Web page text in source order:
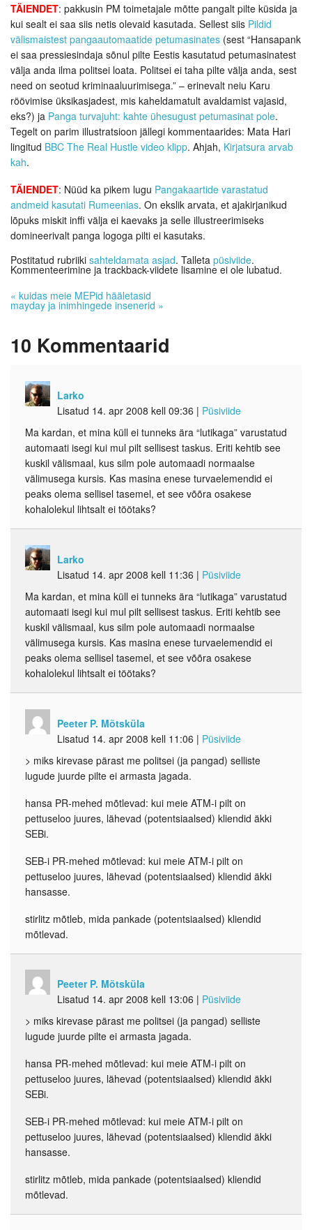
TÄIENDET: pakkusin PM toimetajale mõtte pangalt pilte küsida ja
kui sealt ei saa siis netis olevaid kasutada. Sellest siis Pildid
välismaistest pangaautomaatide petumasinates (sest “Hansapank
ei saa pressiesindaja sõnul pilte Eestis kasutatud petumasinatest
välja anda ilma politsei loata. Politsei ei taha pilte välja anda, sest
need on seotud kriminaaluurimisega.” – erinevalt neiu Karu
röövimise üksikasjadest, mis kaheldamatult avaldamist vajasid,
eks?) ja Panga turvajuht: kahte ühesugust petumasinat pole.
Tegelt on parim illustratsioon jällegi kommentaarides: Mata Hari
lingitud BBC The Real Hustle video klipp. Ahjah, Kirjatsura arvab
kah.
TÄIENDET: Nüüd ka pikem lugu Pangakaartide varastatud
andmeid kasutati Rumeenias. On ekslik arvata, et ajakirjanikud
lõpuks miskit inffi välja ei kaevaks ja selle illustreerimiseks
domineerivalt panga logoga pilti ei kasutaks.
Postitatud rubriiki sahteldamata asjad. Talleta püsiviide.
Kommenteerimine ja trackback-viidete lisamine ei ole lubatud.
« kuidas meie MEPid hääletasid
mayday ja inimhingede insenerid »
10 Kommentaarid
Larko
Lisatud 14. apr 2008 kell 09:36 | Püsiviide
Ma kardan, et mina küll ei tunneks ära “lutikaga” varustatud
automaati isegi kui mul pilt sellisest taskus. Eriti kehtib see
kuskil välismaal, kus silm pole automaadi normaalse
välimusega kursis. Kas masina enese turvaelemendid ei
peaks olema sellisel tasemel, et see võõra osakese
kohalolekul lihtsalt ei töötaks?
Larko
Lisatud 14. apr 2008 kell 11:36 | Püsiviide
Ma kardan, et mina küll ei tunneks ära “lutikaga” varustatud
automaati isegi kui mul pilt sellisest taskus. Eriti kehtib see
kuskil välismaal, kus silm pole automaadi normaalse
välimusega kursis. Kas masina enese turvaelemendid ei
peaks olema sellisel tasemel, et see võõra osakese
kohalolekul lihtsalt ei töötaks?
Peeter P. Mõtsküla
Lisatud 14. apr 2008 kell 11:06 | Püsiviide
> miks kirevase pärast me politsei (ja pangad) selliste
lugude juurde pilte ei armasta jagada.
hansa PR-mehed mõtlevad: kui meie ATM-i pilt on
pettuseloo juures, lähevad (potentsiaalsed) kliendid äkki
SEBi.
SEB-i PR-mehed mõtlevad: kui meie ATM-i pilt on
pettuseloo juures, lähevad (potentsiaalsed) kliendid äkki
hansasse.
stirlitz mõtleb, mida pankade (potentsiaalsed) kliendid
mõtlevad.
Peeter P. Mõtsküla
Lisatud 14. apr 2008 kell 13:06 | Püsiviide
> miks kirevase pärast me politsei (ja pangad) selliste
lugude juurde pilte ei armasta jagada.
hansa PR-mehed mõtlevad: kui meie ATM-i pilt on
pettuseloo juures, lähevad (potentsiaalsed) kliendid äkki
SEBi.
SEB-i PR-mehed mõtlevad: kui meie ATM-i pilt on
pettuseloo juures, lähevad (potentsiaalsed) kliendid äkki
hansasse.
stirlitz mõtleb, mida pankade (potentsiaalsed) kliendid
mõtlevad.